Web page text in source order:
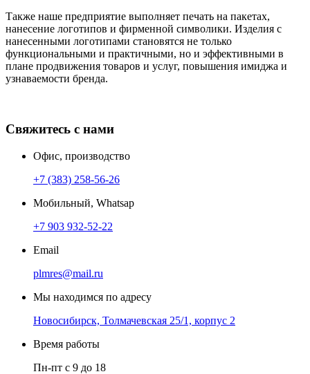
Также наше предприятие выполняет печать на пакетах,
нанесение логотипов и фирменной символики. Изделия с
нанесенными логотипами становятся не только
функциональными и практичными, но и эффективными в
плане продвижения товаров и услуг, повышения имиджа и
узнаваемости бренда.
Свяжитесь с нами
Офис, производство
+7 (383) 258-56-26
Мобильный, Whatsap
+7 903 932-52-22
Email
plmres@mail.ru
Мы находимся по адресу
Новосибирск, Толмачевская 25/1, корпус 2
Время работы
Пн-пт с 9 до 18